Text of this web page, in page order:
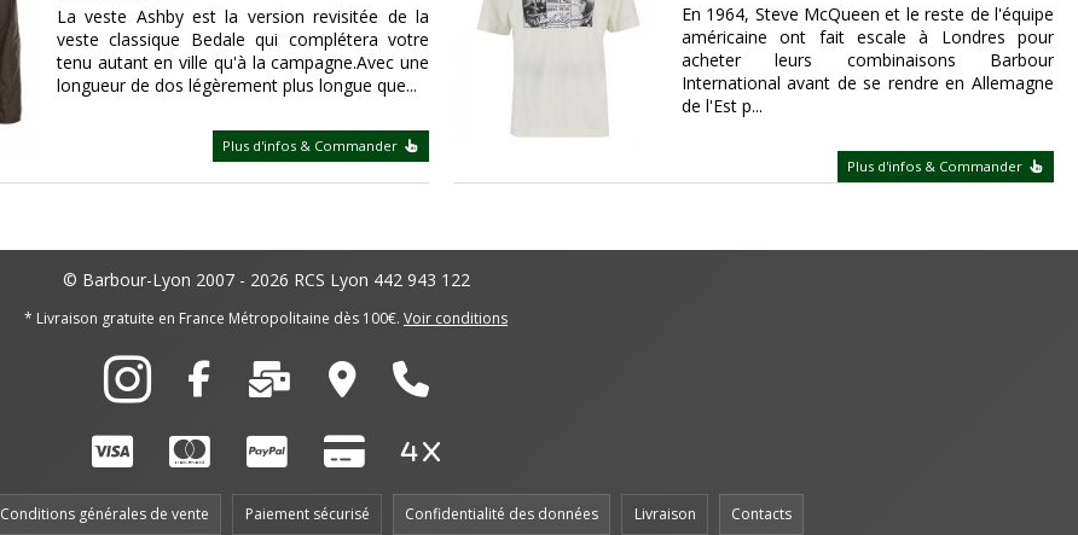
La veste Ashby est la version revisitée de la
veste classique Bedale qui complétera votre
tenu autant en ville qu'à la campagne.Avec une
longueur de dos légèrement plus longue que...
Plus d'infos & Commander
En 1964, Steve McQueen et le reste de l'équipe
américaine ont fait escale à Londres pour
acheter leurs combinaisons Barbour
International avant de se rendre en Allemagne
de l'Est p...
Plus d'infos & Commander
© Barbour-Lyon 2007 - 2026 RCS Lyon 442 943 122
* Livraison gratuite en France Métropolitaine dès 100€. Voir conditions
Conditions générales de vente Paiement sécurisé Confidentialité des données Livraison Contacts